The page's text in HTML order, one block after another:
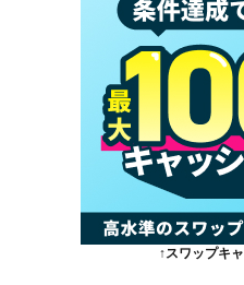
↑スワップキ